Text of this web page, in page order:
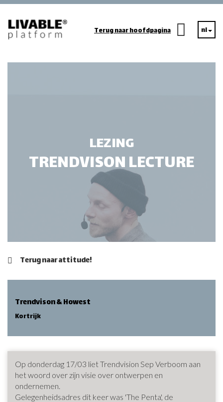
Terug naar hoofdpagina nl
TRENDVISON LECTURE
LEZING
Terug naar attitude!
Trendvison & Howest
Kortrijk
Op donderdag 17/03 liet Trendvision Sep Verboom aan
het woord over zijn visie over ontwerpen en
ondernemen.
Gelegenheidsadres dit keer was 'The Penta', de